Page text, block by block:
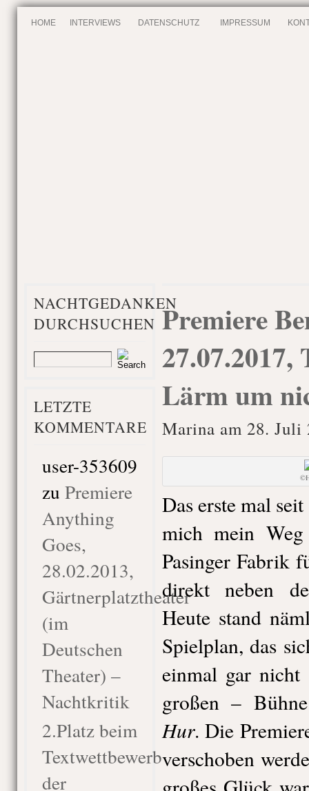
HOME INTERVIEWS DATENSCHUTZ IMPRESSUM
NACHTGEDANKEN
DURCHSUCHEN
LETZTE
KOMMENTARE
user-353609
zu Premiere
Anything
Goes,
28.02.2013,
Gärtnerplatztheater
(im
Deutschen
Theater) –
Nachtkritik
2.Platz beim
Textwettbewerb
der
Premiere
27.07.2017,
Lärm um
Marina am 28. Juli
Das erste mal
mich mein
Pasinger Fabrik
direkt neben
Heute stand
Spielplan, das
einmal gar
großen –
Hur. Die
verschoben